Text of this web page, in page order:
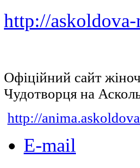
http://
Офіційний сайт
Чудотворця на
http://
E-mail